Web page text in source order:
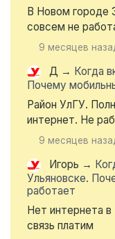
В Новом городе
совсем не
9 месяцев
Д → Когда
Почему
Район УлГУ.
интернет. Не
9 месяцев
Игорь →
Ульяновске.
работает
Нет интернета
связь платим